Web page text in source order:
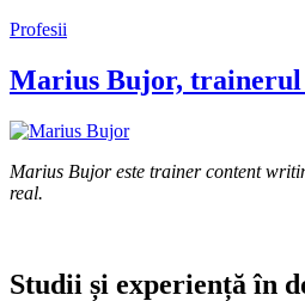
Profesii
Marius Bujor, trainerul
Marius Bujor este trainer content
real.
Studii și experiență în